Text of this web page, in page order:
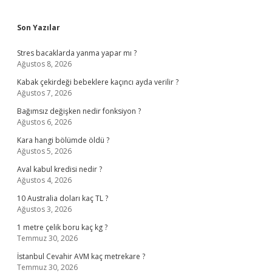
Sidebar
Son Yazılar
Stres bacaklarda yanma yapar mı ?
Ağustos 8, 2026
Kabak çekirdeği bebeklere kaçıncı ayda verilir ?
Ağustos 7, 2026
Bağımsız değişken nedir fonksiyon ?
Ağustos 6, 2026
Kara hangi bölümde öldü ?
Ağustos 5, 2026
Aval kabul kredisi nedir ?
Ağustos 4, 2026
10 Australia doları kaç TL ?
Ağustos 3, 2026
1 metre çelik boru kaç kg ?
Temmuz 30, 2026
İstanbul Cevahir AVM kaç metrekare ?
Temmuz 30, 2026